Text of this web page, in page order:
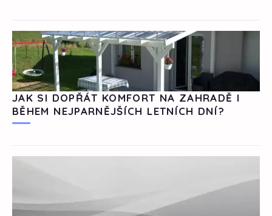
JAK SI DOPŘÁT KOMFORT NA ZAHRADĚ I
BĚHEM NEJPARNĚJŠÍCH LETNÍCH DNÍ?